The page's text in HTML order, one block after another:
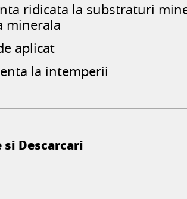
ridicata la substraturi
minerala
aplicat
la intemperii
si Descarcari